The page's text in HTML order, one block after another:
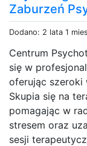
Zaburzeń
Dodano: 2 lata 1
Centrum
się w
oferując szeroki
Skupia się na
pomagając w
stresem oraz
sesji